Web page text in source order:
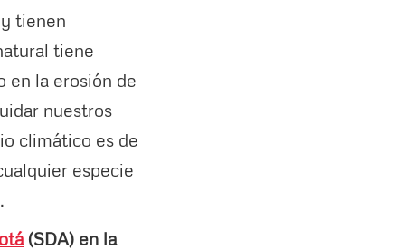
tienen
tiene
en la erosión de
nuestros
climático es de
especie
(SDA) en la